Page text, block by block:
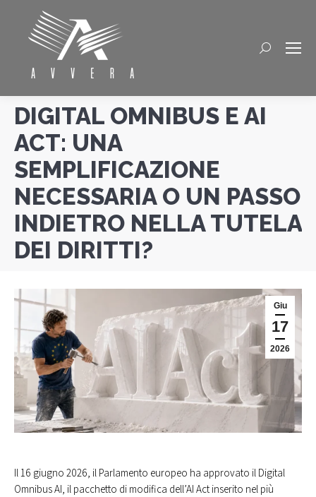
Cerca
DIGITAL OMNIBUS E AI
ACT: UNA
SEMPLIFICAZIONE
NECESSARIA O UN PASSO
INDIETRO NELLA TUTELA
DEI DIRITTI?
Giu
17
2026
Il 16 giugno 2026, il Parlamento europeo ha approvato il Digital
Omnibus AI, il pacchetto di modifica dell’AI Act inserito nel più